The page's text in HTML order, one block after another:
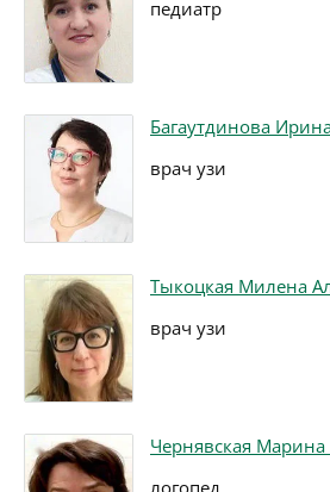
педиатр
Багаутдинова
врач узи
Тыкоцкая Милена
врач узи
Чернявская
логопед